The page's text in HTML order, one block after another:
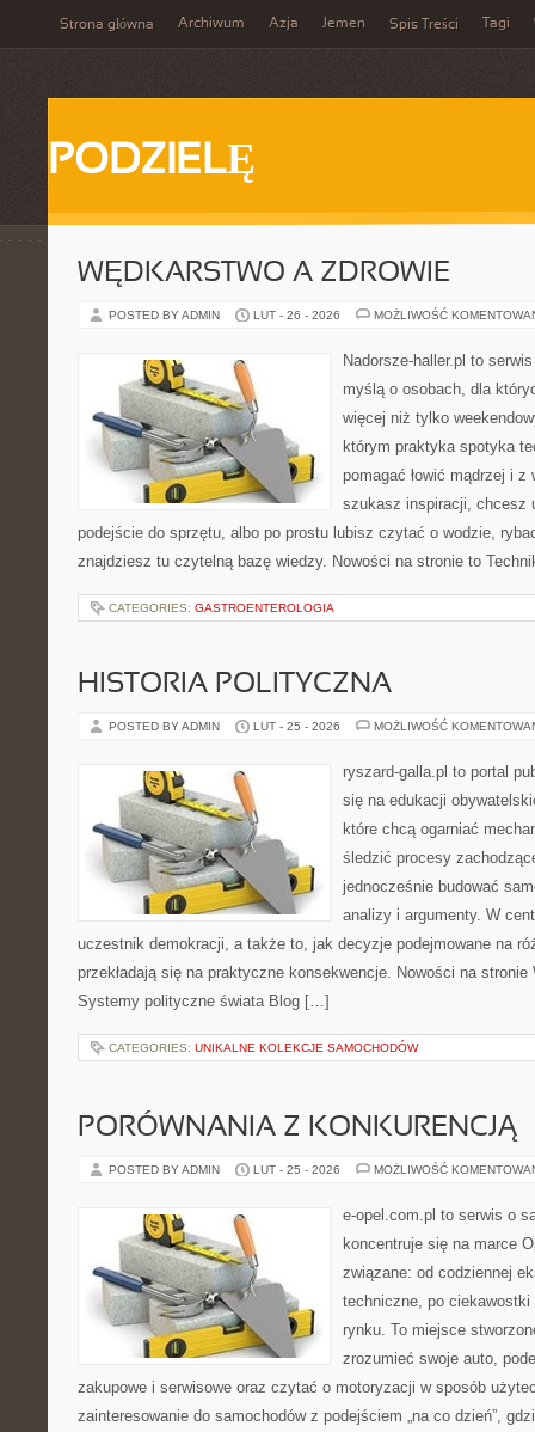
Strona główna Archiwum Azja Jemen Spis Treści Tagi
PODZIELĘ
WĘDKARSTWO A ZDROWIE
POSTED BY ADMIN LUT - 26 - 2026 MOŻLIWOŚĆ
Nadorsze-haller.pl to
myślą o osobach, dla
więcej niż tylko
którym praktyka spotyka
pomagać łowić mądrzej i
szukasz inspiracji, chcesz
podejście do sprzętu, albo po prostu lubisz czytać o wodzie,
znajdziesz tu czytelną bazę wiedzy. Nowości na stronie to
CATEGORIES: GASTROENTEROLOGIA
HISTORIA POLITYCZNA
POSTED BY ADMIN LUT - 25 - 2026 MOŻLIWOŚĆ
ryszard-galla.pl to portal
się na edukacji
które chcą ogarniać
śledzić procesy
jednocześnie budować
analizy i argumenty. W
uczestnik demokracji, a także to, jak decyzje podejmowane na
przekładają się na praktyczne konsekwencje. Nowości na stronie
Systemy polityczne świata Blog […]
CATEGORIES: UNIKALNE KOLEKCJE SAMOCHODÓW
PORÓWNANIA Z KONKURENCJĄ
POSTED BY ADMIN LUT - 25 - 2026 MOŻLIWOŚĆ
e-opel.com.pl to serwis o
koncentruje się na marce
związane: od codziennej
techniczne, po
rynku. To miejsce
zrozumieć swoje auto,
zakupowe i serwisowe oraz czytać o motoryzacji w sposób
zainteresowanie do samochodów z podejściem „na co dzień”,